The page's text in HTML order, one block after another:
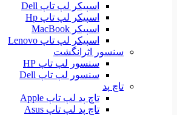
اسپیکر لپ تاپ Dell
اسپیکر لپ تاپ Hp
اسپیکر MacBook
اسپیکر لپ تاپ Lenovo
سنسور اثرانگشت
سنسور لپ تاپ HP
سنسور لپ تاپ Dell
تاچ پد
تاچ پد لپ تاپ Apple
تاچ پد لپ تاپ Asus